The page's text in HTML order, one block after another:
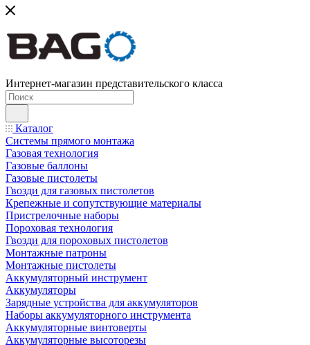
Интернет-магазин представительского класса
Каталог
Системы прямого монтажа
Газовая технология
Газовые баллоны
Газовые пистолеты
Гвозди для газовых пистолетов
Крепежные и сопутствующие материалы
Пристрелочные наборы
Пороховая технология
Гвозди для пороховых пистолетов
Монтажные патроны
Монтажные пистолеты
Аккумуляторный инструмент
Аккумуляторы
Зарядные устройства для аккумуляторов
Наборы аккумуляторного инструмента
Аккумуляторные винтоверты
Аккумуляторные высоторезы